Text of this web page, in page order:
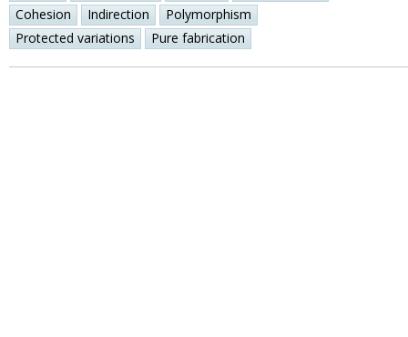
Cohesion
Indirection
Polymorphism
Protected variations
Pure fabrication